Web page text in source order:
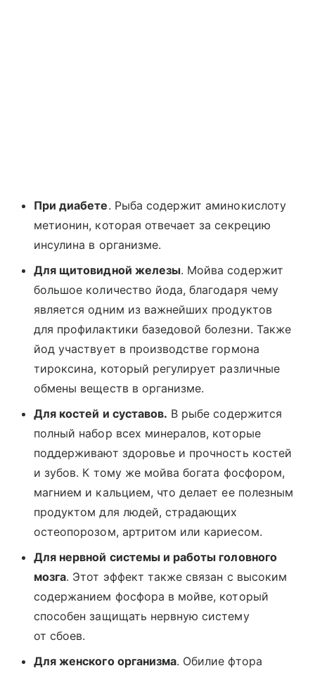
При диабете. Рыба содержит аминокислоту
метионин, которая отвечает за секрецию
инсулина в организме.
Для щитовидной железы. Мойва содержит
большое количество йода, благодаря чему
является одним из важнейших продуктов
для профилактики базедовой болезни. Также
йод участвует в производстве гормона
тироксина, который регулирует различные
обмены веществ в организме.
Для костей и суставов. В рыбе содержится
полный набор всех минералов, которые
поддерживают здоровье и прочность костей
и зубов. К тому же мойва богата фосфором,
магнием и кальцием, что делает ее полезным
продуктом для людей, страдающих
остеопорозом, артритом или кариесом.
Для нервной системы и работы головного
мозга. Этот эффект также связан с высоким
содержанием фосфора в мойве, который
способен защищать нервную систему
от сбоев.
Для женского организма. Обилие фтора